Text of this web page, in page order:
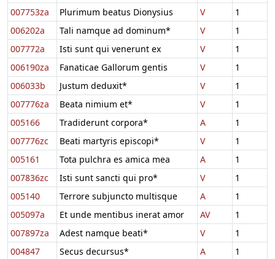
007753za
Plurimum beatus Dionysius V
1
006202a
Tali namque ad dominum* V
1
007772a
Isti sunt qui venerunt ex V
1
006190za
Fanaticae Gallorum gentis V
1
006033b
Justum deduxit* V
1
007776za
Beata nimium et* V
1
005166
Tradiderunt corpora* A
1
007776zc
Beati martyris episcopi* V
1
005161
Tota pulchra es amica mea A
1
007836zc
Isti sunt sancti qui pro* V
1
005140
Terrore subjuncto multisque A
1
005097a
Et unde mentibus inerat amor AV
1
007897za
Adest namque beati* V
1
004847
Secus decursus* A
1